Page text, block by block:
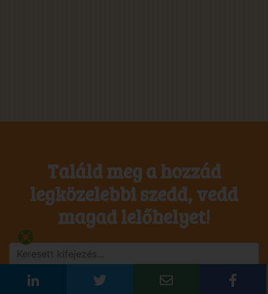
Találd meg a hozzád
legközelebbi szedd, vedd
magad lelőhelyet!